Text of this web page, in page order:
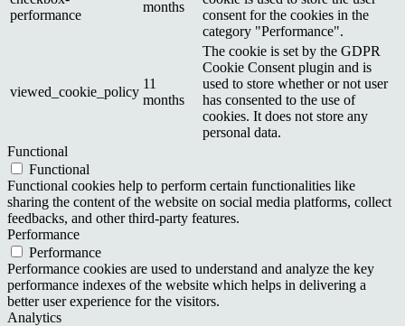
performance
months
consent for the cookies in the
category "Performance".
viewed_cookie_policy
11
months
The cookie is set by the GDPR
Cookie Consent plugin and is
used to store whether or not user
has consented to the use of
cookies. It does not store any
personal data.
Functional
Functional
Functional cookies help to perform certain functionalities like
sharing the content of the website on social media platforms, collect
feedbacks, and other third-party features.
Performance
Performance
Performance cookies are used to understand and analyze the key
performance indexes of the website which helps in delivering a
better user experience for the visitors.
Analytics